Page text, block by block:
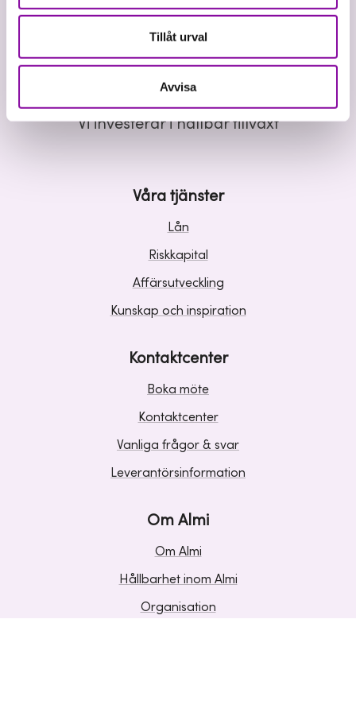
Tillåt urval
Avvisa
Vi investerar i hållbar tillväxt
Våra tjänster
Lån
Riskkapital
Affärsutveckling
Kunskap och inspiration
Kontaktcenter
Boka möte
Kontaktcenter
Vanliga frågor & svar
Leverantörsinformation
Om Almi
Om Almi
Hållbarhet inom Almi
Organisation